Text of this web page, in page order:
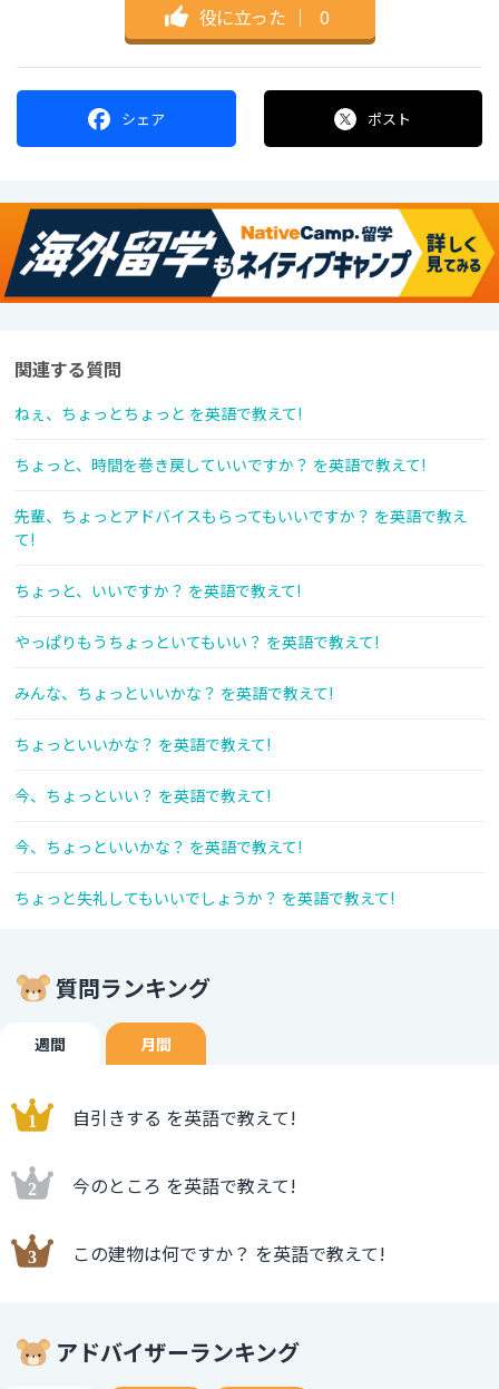
役に立った ｜ 0
シェア ポスト
関連する質問
ねぇ、ちょっとちょっと を英語で教えて!
ちょっと、時間を巻き戻していいですか？ を英語で教えて!
先輩、ちょっとアドバイスもらってもいいですか？ を英語で教え
て!
ちょっと、いいですか？ を英語で教えて!
やっぱりもうちょっといてもいい？ を英語で教えて!
みんな、ちょっといいかな？ を英語で教えて!
ちょっといいかな？ を英語で教えて!
今、ちょっといい？ を英語で教えて!
今、ちょっといいかな？ を英語で教えて!
ちょっと失礼してもいいでしょうか？ を英語で教えて!
質問ランキング
週間 月間
自引きする を英語で教えて!
今のところ を英語で教えて!
この建物は何ですか？ を英語で教えて!
アドバイザーランキング